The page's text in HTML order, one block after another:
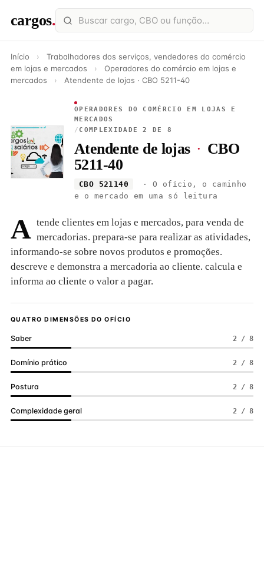
cargos.
Início ›
Trabalhadores dos serviços, vendedores do comércio
em lojas e mercados
›
Operadores do comércio em lojas e
mercados
› Atendente de lojas · CBO 5211-40
OPERADORES DO COMÉRCIO EM LOJAS E
MERCADOS
/ COMPLEXIDADE 2 DE 8
Atendente de lojas · CBO
5211-40
CBO 521140
· O ofício, o caminho
e o mercado em uma só leitura
A tende clientes em lojas e mercados, para venda de
mercadorias. prepara-se para realizar as atividades,
informando-se sobre novos produtos e promoções.
descreve e demonstra a mercadoria ao cliente. calcula e
informa ao cliente o valor a pagar.
QUATRO DIMENSÕES DO OFÍCIO
Saber 2 / 8
Domínio prático 2 / 8
Postura 2 / 8
Complexidade geral 2 / 8